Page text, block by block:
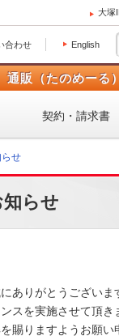
大塚
合わせ English
通販（たのめーる）
契約・請求書
せ
らせ
ありがとうございま
スを実施させて頂き
賜りますようお願い